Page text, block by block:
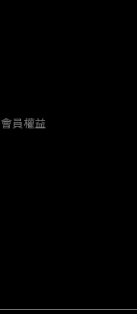
會員權益